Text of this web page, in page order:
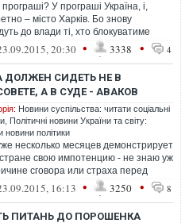
У програші Україна, і,
– місто Харків. Бо знову
до влади ті, хто блокуватиме
на місцевому рівні так само, я...
20:30 • 3338 • 4
ДОЛЖЕН СИДЕТЬ НЕ В
А В СУДЕ - АВАКОВ
Новини суспільства: читати соціальні
Політичні новини України та світу:
новини політики
несколько месяцев демонстрирует
свою импотенцию - не знаю уж
сговора или страха перед
идет у подсудимого на пово...
16:13 • 3250 • 8
ПИТАНЬ ДО ПОРОШЕНКА